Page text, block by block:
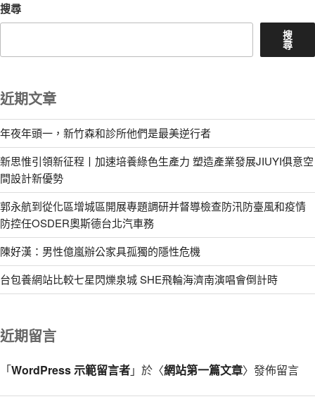
搜尋
搜
尋
近期文章
年夜年頭一，新竹森和診所他們是最美逆行者
新思惟引領新征程丨加速培養綠色生產力 塑造產業發展JIUYI俱意空
間設計新優勢
郭永航到從化區增城區開展專題調研并督導檢查防汛防臺風和疫情
防控任OSDER奧斯德台北汽車務
陳好漢：男性億嵐辦公家具孤獨的隱性危機
台包養網站比較七星閃爍泉城 SHE飛輪海濟南演唱會倒計時
近期留言
「WordPress 示範留言者」於〈網站第一篇文章〉發佈留言